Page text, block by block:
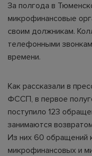
За полгода в
микрофинансовые
своим должникам.
телефонными
времени.
Как рассказали в
ФССП, в первое
поступило 123
занимаются
Из них 60 обращений
микрофинансовых и